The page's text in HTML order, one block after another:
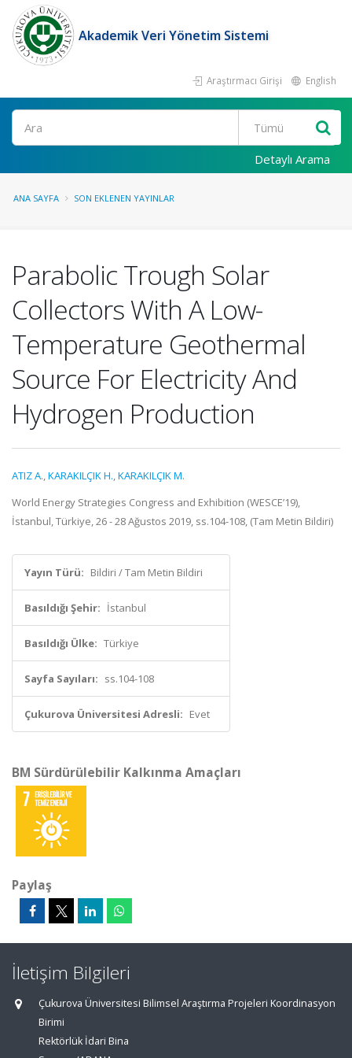
Akademik Veri Yönetim Sistemi
Araştırmacı Girişi English
Ara
Detaylı Arama
ANA SAYFA SON EKLENEN YAYINLAR
Parabolic Trough Solar
Collectors With A Low-
Temperature Geothermal
Source For Electricity And
Hydrogen Production
ATIZ A.,KARAKILÇIK H.,KARAKILÇIK M.
World Energy Strategies Congress and Exhibition (WESCE’19),
İstanbul, Türkiye, 26 - 28 Ağustos 2019, ss.104-108, (Tam Metin Bildiri)
Yayın Türü: Bildiri / Tam Metin Bildiri
Basıldığı Şehir: İstanbul
Basıldığı Ülke: Türkiye
Sayfa Sayıları: ss.104-108
Çukurova Üniversitesi Adresli: Evet
BM Sürdürülebilir Kalkınma Amaçları
Paylaş
İletişim Bilgileri
Çukurova Üniversitesi Bilimsel Araştırma Projeleri Koordinasyon
Birimi
Rektörlük İdari Bina